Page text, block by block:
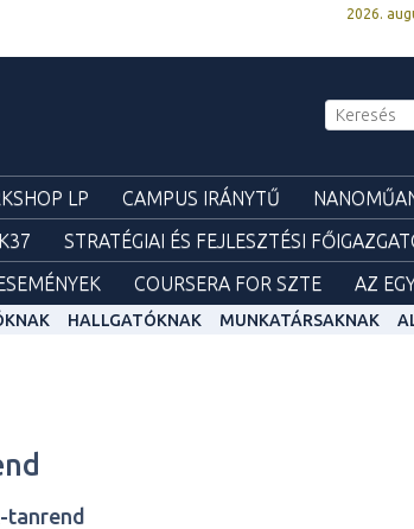
2026.
LP CAMPUS IRÁNYTŰ
STRATÉGIAI ÉS FEJLESZTÉSI
COURSERA FOR SZTE AZ
HALLGATÓKNAK MUNKATÁRSAKNAK
tanrend